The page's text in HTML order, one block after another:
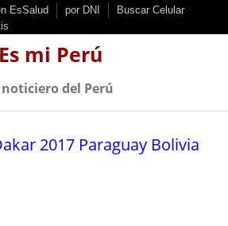
EsSalud por DNI
Buscar Celular
Es mi Perú
noticiero del Perú
2017 Paraguay Bolivia